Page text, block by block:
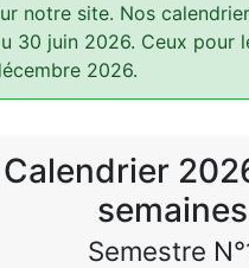
notre site. Nos
30 juin 2026. Ceux pour
2026.
Calendrier
semaines
Semestre